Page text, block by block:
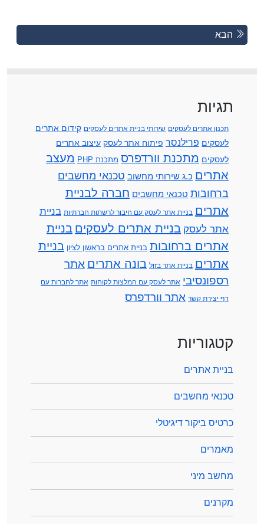
Posts
Previous
Posts
הבא
תגיות
תכנון אתרים לעסקים שירותי בניית אתרים לעסקים קידום אתרים
לעסקים פרילנסר פיתוח אתר לעסק עיצוב אתרים
לעסקים מתכנת וורדפרס מתכנת PHP
מעצב
אתרים כ.ג שירותי מחשוב טכנאי מחשבים
ברחובות טכנאי מחשבים חברה לבניית
אתרים בניית אתר לעסק עם חיבור לרשתות חברתיות בניית
אתר לעסק בניית אתרים לעסקים בניית
אתרים ברחובות בניית אתרים בראשון לציון בניית
אתרים בניית אתר בזול בונה אתרים אתר
רספונסיבי אתר לעסק עם המלצות לקוחות אתר לחברות עם
דף יצירת קשר אתר וורדפרס
קטגוריות
בניית אתרים
טכנאי מחשבים
כרטיס ביקור דיגיטלי
מאמרים
מחשב מיני
מקרנים